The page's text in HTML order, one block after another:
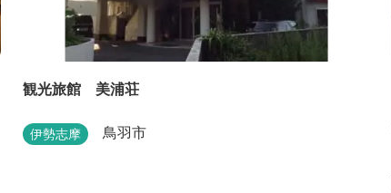
観光旅館 美浦荘
伊勢志摩 鳥羽市